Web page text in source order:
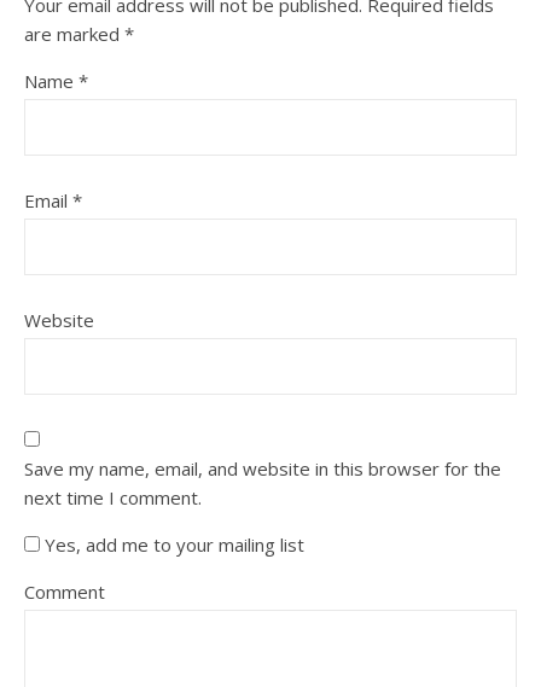
Your email address will not be published. Required fields
are marked *
Name *
Email *
Website
Save my name, email, and website in this browser for the
next time I comment.
Yes, add me to your mailing list
Comment